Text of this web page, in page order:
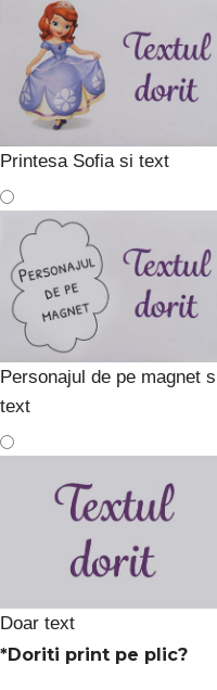
Printesa Sofia si text
Personajul de pe magnet
text
Doar text
*Doriti print pe plic?